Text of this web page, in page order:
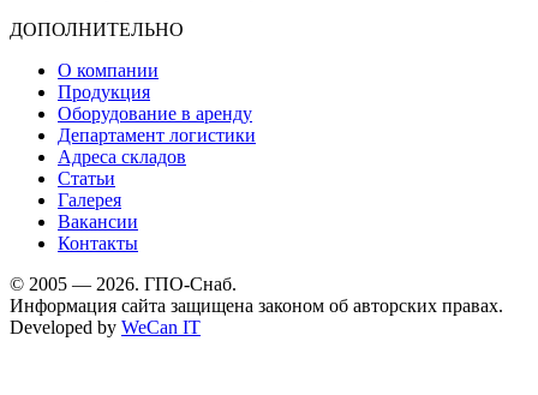
ДОПОЛНИТЕЛЬНО
О компании
Продукция
Оборудование в аренду
Департамент логистики
Адреса складов
Статьи
Галерея
Вакансии
Контакты
© 2005 — 2026. ГПО-Снаб.
Информация сайта защищена законом об авторских правах.
Developed by WeCan IT